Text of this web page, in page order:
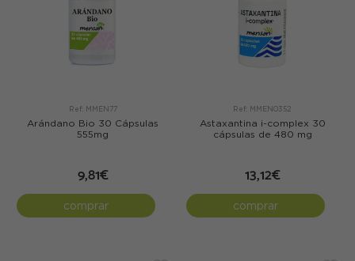
Ref: MMEN77
Arándano Bio 30 Cápsulas
555mg
9,81€
comprar
Ref: MMEN0352
Astaxantina i-complex 30
cápsulas de 480 mg
13,12€
comprar